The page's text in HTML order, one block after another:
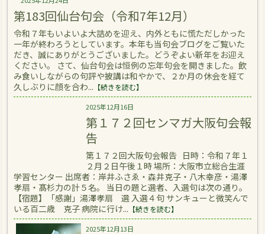
第183回仙台句会（令和7年12月）
令和７年もいよいよ大詰めを迎え、内外ともに慌ただしかった
一年が終わろうとしています。本年も当句会ブログをご覧いた
だき、誠にありがとうございました。どうぞよい新年をお迎え
ください。 さて、仙台句会は恒例の忘年句会を開きました。飲
み食いしながらの句評や披講は和やかで、２か月の休会を経て
久しぶりに顔を合わ... 【続きを読む】
2025年12月16日
第１７２回センマガ大阪句会報
告
第１７２回大阪句会報告 日時：令和７年１
２月２日午後１時 場所：大阪市立総合生涯
学習センター 出席者：岸井ふさゑ・森井克子・八木幸彦・湯澤
孝扇・髙杉力の計５名。 当日の題と選者、入選句は次の通り。
【宿題】「感謝」湯澤孝扇 選 入選４句 サンキューと微笑んで
いる百二歳 克子 病院に行け... 【続きを読む】
2025年12月13日